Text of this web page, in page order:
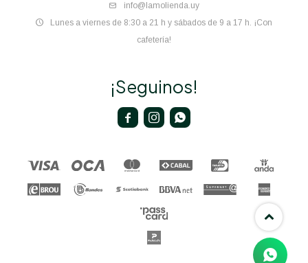
info@lamolienda.uy
Lunes a viernes de 8:30 a 21 h y sábados de 9 a 17 h. ¡Con
cafetería!
¡Seguinos!
  